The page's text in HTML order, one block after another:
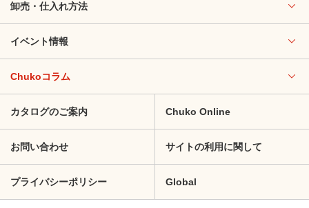
卸売・仕入れ方法
イベント情報
Chukoコラム
カタログのご案内 Chuko Online
お問い合わせ サイトの利用に関して
プライバシーポリシー Global